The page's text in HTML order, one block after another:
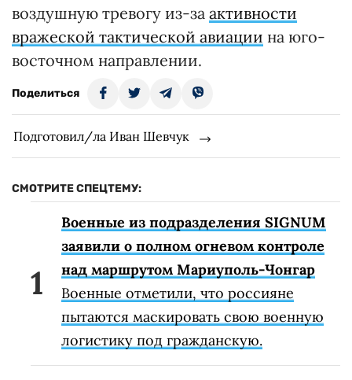
воздушную тревогу из-за активности
вражеской тактической авиации на юго-
восточном направлении.
Поделиться
Подготовил/ла Иван Шевчук
СМОТРИТЕ СПЕЦТЕМУ:
Военные из подразделения SIGNUM
заявили о полном огневом контроле
над маршрутом Мариуполь-Чонгар
Военные отметили, что россияне
пытаются маскировать свою военную
логистику под гражданскую.